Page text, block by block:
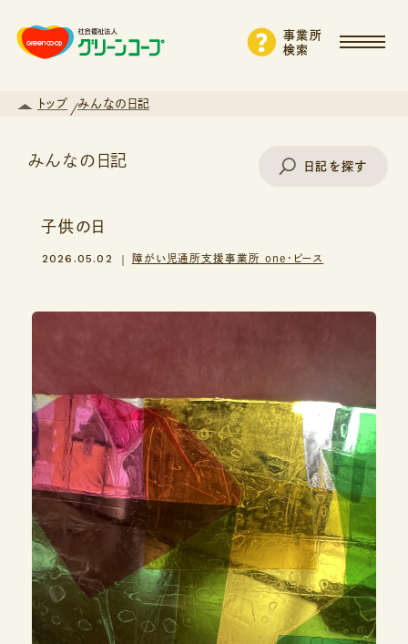
事業所
検索
トップ みんなの日記
みんなの日記 日記を探す
エリアから探す
子供の日
2026.05.02 障がい児通所支援事業所 one・ピース